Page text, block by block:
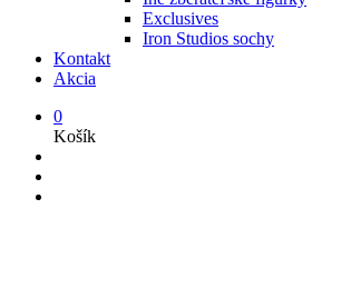
Exclusives
Iron Studios sochy
Kontakt
Akcia
0
Košík